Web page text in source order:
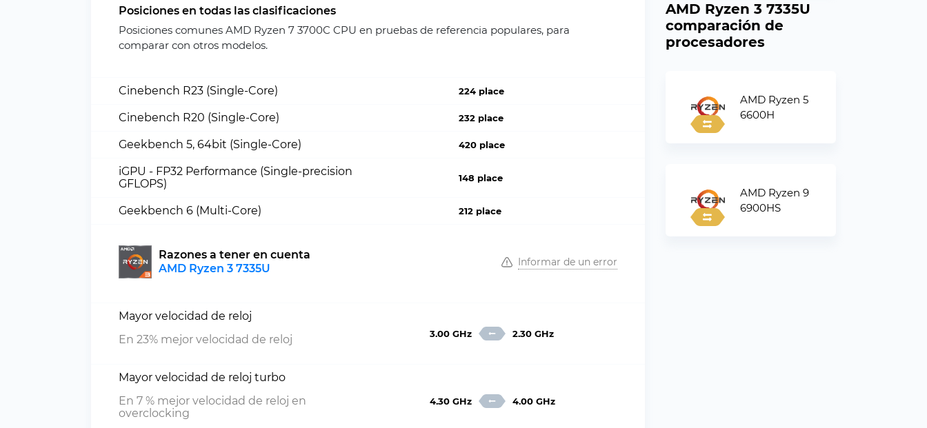
Posiciones en todas las clasificaciones
Posiciones comunes AMD Ryzen 7 3700C CPU en pruebas de referencia populares, para
comparar con otros modelos.
Cinebench R23 (Single-Core) 224 place
Cinebench R20 (Single-Core) 232 place
Geekbench 5, 64bit (Single-Core) 420 place
iGPU - FP32 Performance (Single-precision
GFLOPS)
148 place
Geekbench 6 (Multi-Core) 212 place
Razones a tener en cuenta
AMD Ryzen 3 7335U
Informar de un error
Mayor velocidad de reloj
En 23% mejor velocidad de reloj
3.00 GHz 2.30 GHz
Mayor velocidad de reloj turbo
En 7 % mejor velocidad de reloj en
overclocking
4.30 GHz 4.00 GHz
AMD Ryzen 3 7335U
comparación de
procesadores
AMD Ryzen 5
6600H
AMD Ryzen 9
6900HS